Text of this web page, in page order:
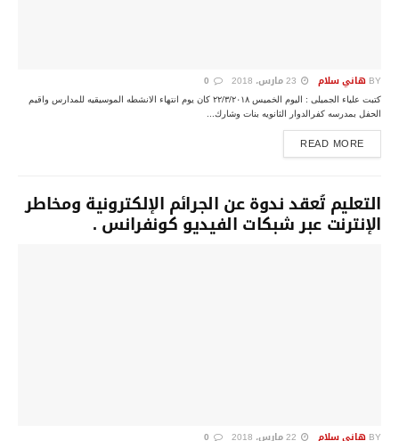
BY هاني سلام
كتبت علياء الجميلى : اليوم الخميس ٢٢/٣/٢٠١٨ كان يوم انتهاء الانشطه الموسيقيه للمدارس واقيم
الحفل بمدرسه كفرالدوار الثانويه بنات وشارك...
READ MORE
DETAILS
التعليم تُعقد ندوة عن الجرائم الإلكترونية ومخاطر
الإنترنت عبر شبكات الفيديو كونفرانس .
BY هاني سلام